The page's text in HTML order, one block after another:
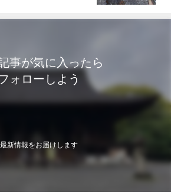
事が気に入ったら
ォローしよう
最新情報をお届けします